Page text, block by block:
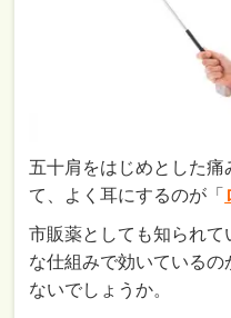
五十肩をはじめとした
て、よく耳にするのが「
市販薬としても知られて
な仕組みで効いている
ないでしょうか。